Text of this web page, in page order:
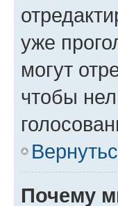
уже
могут
чтобы
Почему